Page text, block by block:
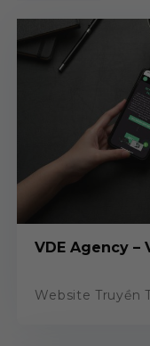
Website Truyền
VDE Agency –